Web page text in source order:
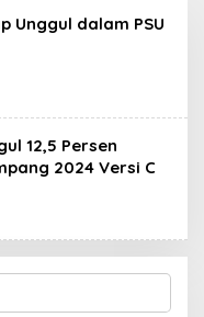
Sampang
Unggul dalam PSU
12,5 Persen
2024 Versi C